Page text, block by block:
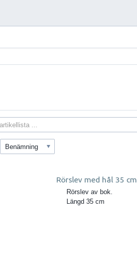
Benämning
Rörslev med hål 35 cm
Rörslev av bok.
Längd 35 cm